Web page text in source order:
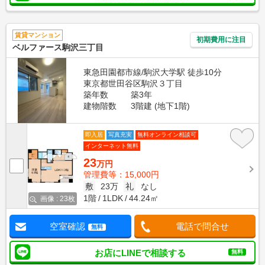
賃貸マンション
ベルファース駒沢三丁目
初期費用に注目
東急田園都市線/駒沢大学駅 徒歩10分
東京都世田谷区駒沢３丁目
築年数
築3年
建物階数
3階建 (地下1階)
画像 : 23枚
即入居 写真充実
無料オンライン相談可
インターネット無料
23万円
管理費等：15,000円
敷
23万 礼
なし
1階
1LDK 44.24㎡
空室確認 無料 電話で問合せ
お店にLINEで相談する 無料